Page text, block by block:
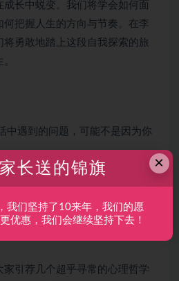
成长中蜕变。我们将学会如何面
何把握人生的方向与节奏。在李
勇敢地踏上这段自我探索的旅
中遇到的问题，可能不是因为你
题？心理学不但可以带我们认识
们「认识客观世界」的过程本身
引荐几个超乎寻常的心理哲学
×
长送的锦旗
我们坚持了10来年，我们的愿
优惠，我们会继续坚持下去！